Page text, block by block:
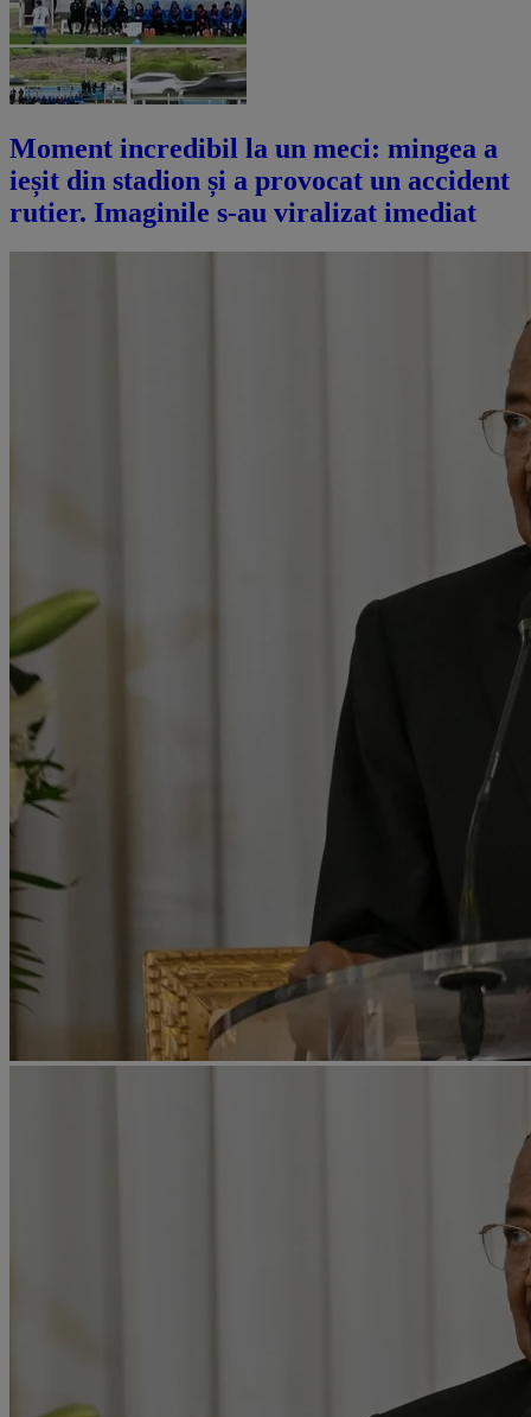
Moment incredibil la un meci: mingea a
ieșit din stadion și a provocat un accident
rutier. Imaginile s-au viralizat imediat